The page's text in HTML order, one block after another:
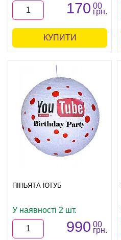
170 00
грн.
КУПИТИ
ПІНЬЯТА ЮТУБ
У наявності 2 шт.
990 00
грн.